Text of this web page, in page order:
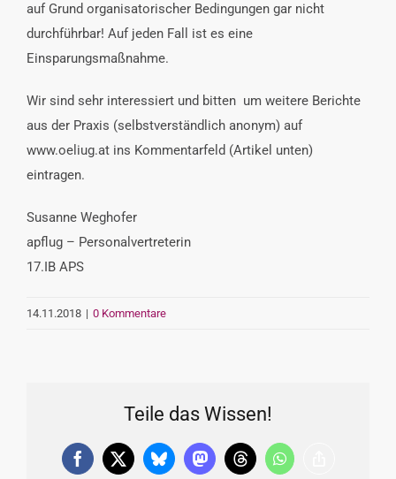
auf Grund organisatorischer Bedingungen gar nicht
durchführbar! Auf jeden Fall ist es eine
Einsparungsmaßnahme.
Wir sind sehr interessiert und bitten um weitere Berichte
aus der Praxis (selbstverständlich anonym) auf
www.oeliug.at ins Kommentarfeld (Artikel unten)
eintragen.
Susanne Weghofer
apflug – Personalvertreterin
17.IB APS
14.11.2018 | 0 Kommentare
Teile das Wissen!
Facebook
X BlueskyMastodonThreadsWhatsApp